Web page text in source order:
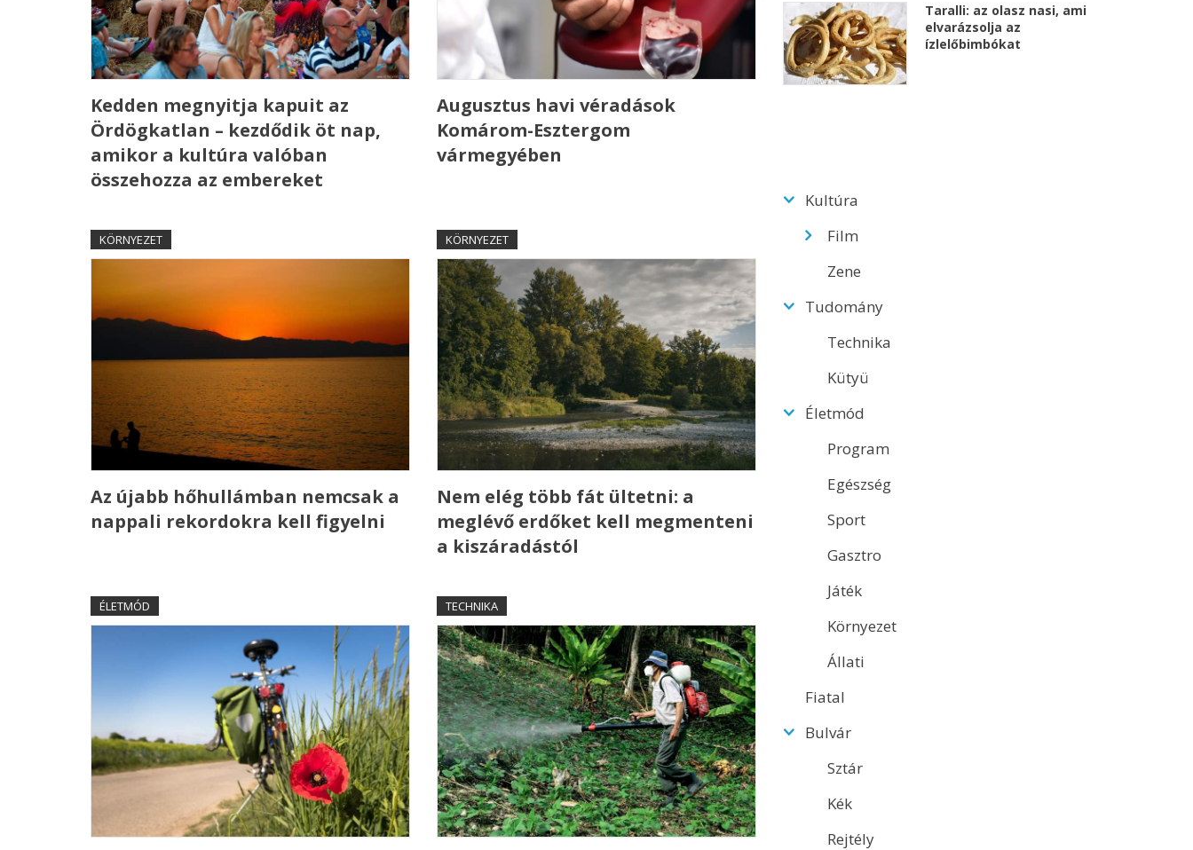
Kedden megnyitja kapuit az
Ördögkatlan – kezdődik öt nap,
amikor a kultúra valóban
összehozza az embereket
Augusztus havi véradások
Komárom-Esztergom
vármegyében
KÖRNYEZET
Az újabb hőhullámban nemcsak a
nappali rekordokra kell figyelni
KÖRNYEZET
Nem elég több fát ültetni: a
meglévő erdőket kell megmenteni
a kiszáradástól
ÉLETMÓD TECHNIKA
Taralli: az olasz nasi, ami
elvarázsolja az
ízlelőbimbókat
Kultúra
Film
Zene
Tudomány
Technika
Kütyü
Életmód
Program
Egészség
Sport
Gasztro
Játék
Környezet
Állati
Fiatal
Bulvár
Sztár
Kék
Rejtély